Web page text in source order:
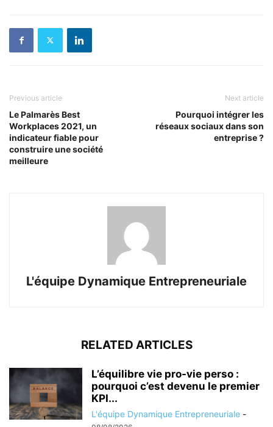
Previous article
Le Palmarès Best
Workplaces 2021, un
indicateur fiable pour
construire une société
meilleure
Next article
Pourquoi intégrer les
réseaux sociaux dans son
entreprise ?
L'équipe Dynamique Entrepreneuriale
RELATED ARTICLES
L’équilibre vie pro-vie perso :
pourquoi c’est devenu le premier
KPI...
L'équipe Dynamique Entrepreneuriale -